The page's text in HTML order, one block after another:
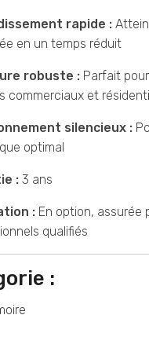
rapide :
en un temps réduit
robuste : Parfait
commerciaux et
silencieux :
optimal
: 3 ans
: En option, assurée
qualifiés
: